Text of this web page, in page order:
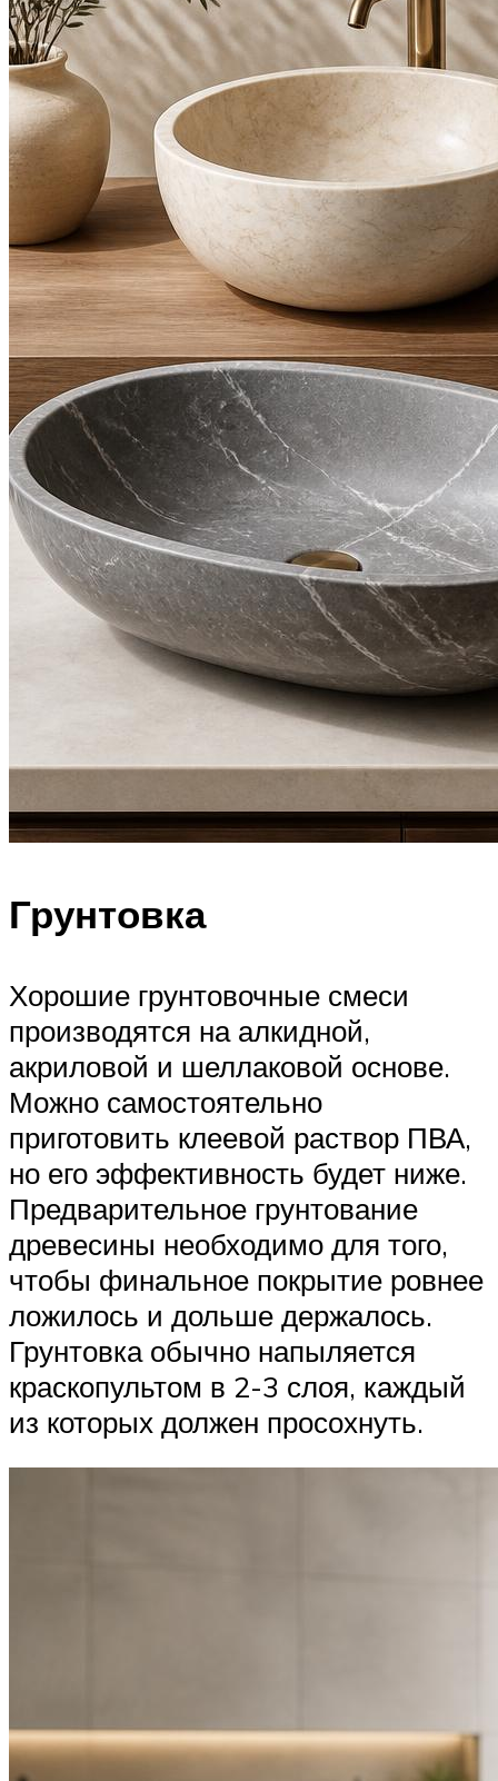
Грунтовка
Хорошие грунтовочные смеси
производятся на алкидной,
акриловой и шеллаковой основе.
Можно самостоятельно
приготовить клеевой раствор ПВА,
но его эффективность будет ниже.
Предварительное грунтование
древесины необходимо для того,
чтобы финальное покрытие ровнее
ложилось и дольше держалось.
Грунтовка обычно напыляется
краскопультом в 2-3 слоя, каждый
из которых должен просохнуть.